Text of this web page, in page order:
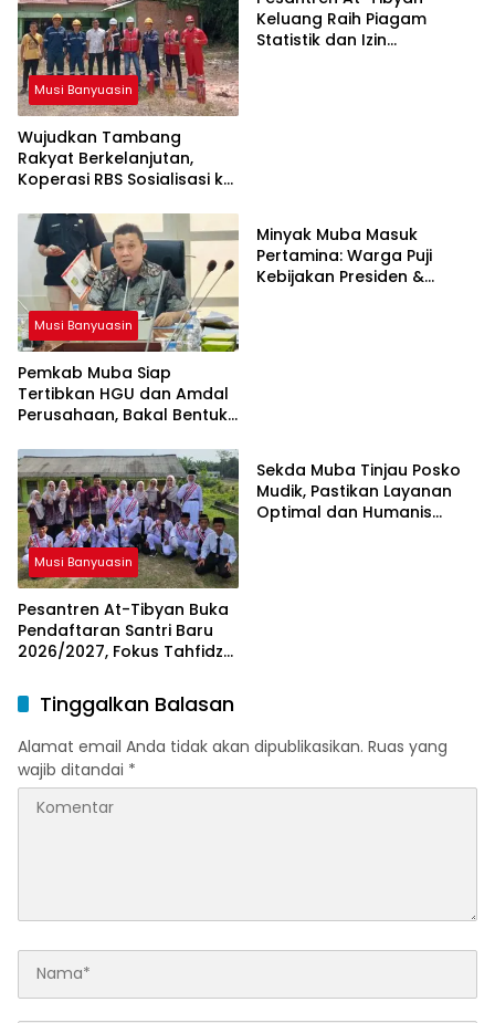
Musi Banyuasin
Wujudkan Tambang
Rakyat Berkelanjutan,
Koperasi RBS Sosialisasi ke
GEP
Keluang Raih Piagam
Statistik dan Izin
Musi Banyuasin
Pemkab Muba Siap
Tertibkan HGU dan Amdal
Perusahaan, Bakal Bentuk
Minyak Muba Masuk
Pertamina: Warga Puji
Kebijakan Presiden &
Musi Banyuasin
Pesantren At-Tibyan Buka
Pendaftaran Santri Baru
2026/2027, Fokus Tahfidz
Sekda Muba Tinjau Posko
Mudik, Pastikan Layanan
Optimal dan Humanis
Tinggalkan Balasan
Alamat email Anda tidak akan dipublikasikan. Ruas yang
wajib ditandai *